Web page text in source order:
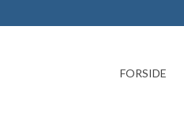
FORSIDE